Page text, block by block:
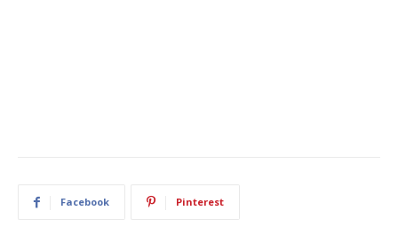
Facebook Pinterest